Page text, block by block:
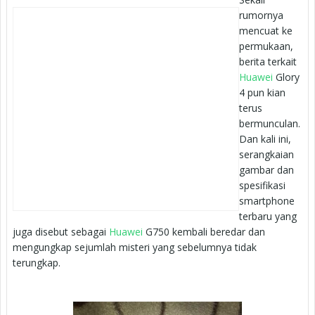
rumornya
mencuat ke
permukaan,
berita terkait
Huawei Glory
4 pun kian
terus
bermunculan.
Dan kali ini,
serangkaian
gambar dan
spesifikasi
smartphone
terbaru yang
juga disebut sebagai Huawei G750 kembali beredar dan
mengungkap sejumlah misteri yang sebelumnya tidak
terungkap.